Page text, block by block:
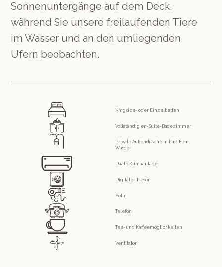
Sonnenuntergänge auf dem Deck,
während Sie unsere freilaufenden Tiere
im Wasser und an den umliegenden
Ufern beobachten.
Kingsize- oder Einzelbetten
Vollständig en-Suite-Badezimmer
Private Außendusche mit heißem
Wasser
Duale Klimaanlage
Digitaler Tresor
Föhn
Telefon
Tee- und Kaffeemöglichkeiten
Ventilator